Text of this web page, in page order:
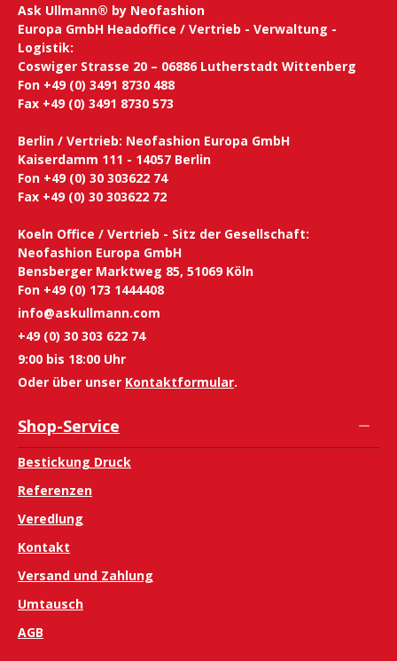
Ask Ullmann® by Neofashion
Europa GmbH Headoffice / Vertrieb - Verwaltung -
Logistik:
Coswiger Strasse 20 – 06886 Lutherstadt Wittenberg
Fon +49 (0) 3491 8730 488
Fax +49 (0) 3491 8730 573
Berlin / Vertrieb: Neofashion Europa GmbH
Kaiserdamm 111 - 14057 Berlin
Fon +49 (0) 30 303622 74
Fax +49 (0) 30 303622 72
Koeln Office / Vertrieb - Sitz der Gesellschaft:
Neofashion Europa GmbH
Bensberger Marktweg 85, 51069 Köln
Fon +49 (0) 173 1444408
info@askullmann.com
+49 (0) 30 303 622 74
9:00 bis 18:00 Uhr
Oder über unser Kontaktformular.
Shop-Service
Bestickung Druck
Referenzen
Veredlung
Kontakt
Versand und Zahlung
Umtausch
AGB